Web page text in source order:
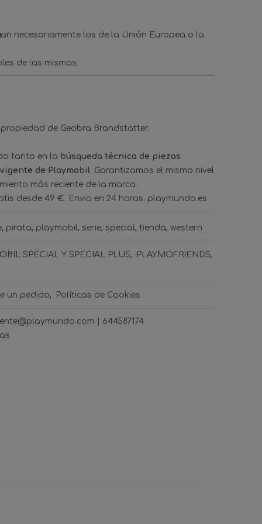
necesariamente los de la Unión Europea o la
de las mismas.
de Geobra Brandstätter.
tanto en la búsqueda técnica de piezas
de Playmobil. Garantizamos el mismo nivel
más reciente de la marca.
desde 49 €. Envio en 24 horas. playmundo.es
pirata playmobil serie special tienda western
SPECIAL Y SPECIAL PLUS
PLAYMOFRIENDS
un pedido Políticas de Cookies
| 644587174